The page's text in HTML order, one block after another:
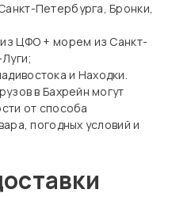
Петербурга, Бронки,
ЦФО + морем из Санкт-
и Находки.
в Бахрейн могут
от способа
погодных условий и